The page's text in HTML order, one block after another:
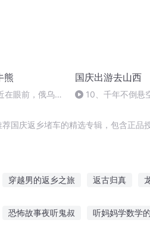
熊
在眼前，俄乌冲
国庆出游去山西
10、千年不倒悬
国庆返乡堵车的精选专辑，包含正品
穿越男的返乡之旅 返古归真
恐怖故事夜听鬼叔 听妈妈学数学